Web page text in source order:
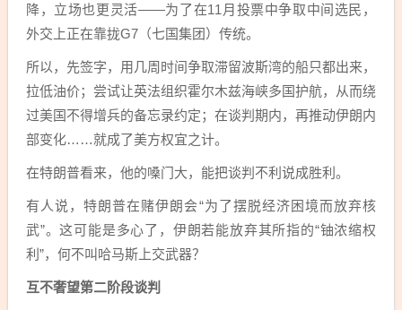
降，立场也更灵活——为了在11月投票中争取中间选民，
外交上正在靠拢G7（七国集团）传统。
所以，先签字，用几周时间争取滞留波斯湾的船只都出来，
拉低油价；尝试让英法组织霍尔木兹海峡多国护航，从而绕
过美国不得增兵的备忘录约定；在谈判期内，再推动伊朗内
部变化……就成了美方权宜之计。
在特朗普看来，他的嗓门大，能把谈判不利说成胜利。
有人说，特朗普在赌伊朗会“为了摆脱经济困境而放弃核
武”。这可能是多心了，伊朗若能放弃其所指的“铀浓缩权
利”，何不叫哈马斯上交武器？
互不奢望第二阶段谈判